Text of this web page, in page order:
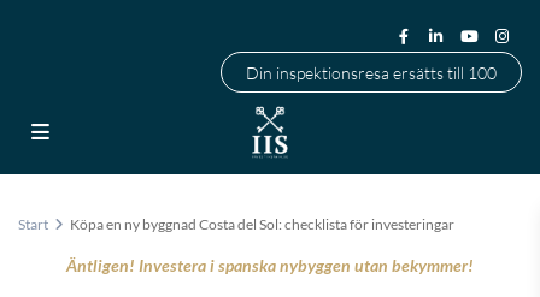
Din inspektionsresa ersätts till 100
Start Köpa en ny byggnad Costa del Sol: checklista för investeringar
Äntligen! Investera i spanska nybyggen utan bekymmer!